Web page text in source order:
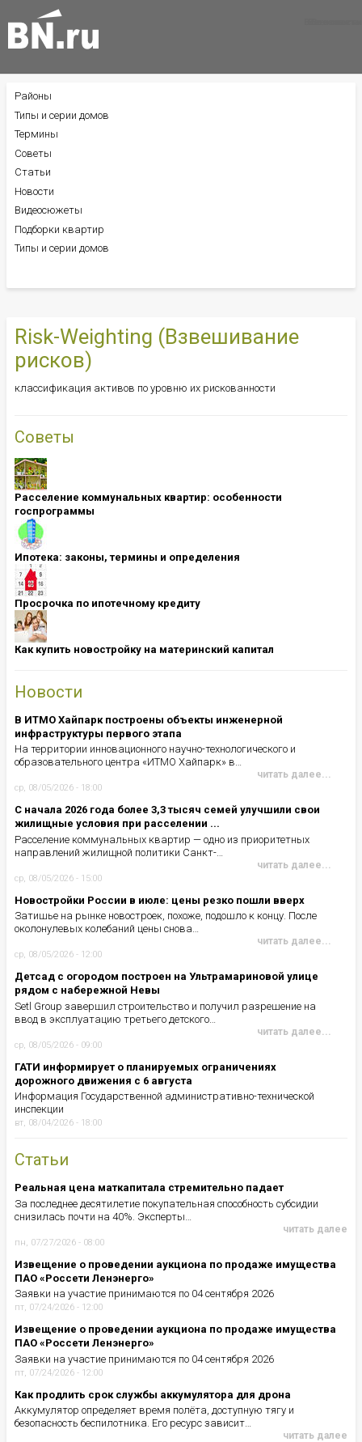
Risk-Weighting (Взвешивание
рисков)
классификация активов по уровню их рискованности
Советы
Расселение коммунальных квартир: особенности
госпрограммы
Ипотека: ​​​​​​​законы, термины и определения
Просрочка по ипотечному кредиту
Как купить новостройку на материнский капитал
Новости
В ИТМО Хайпарк построены объекты инженерной
инфраструктуры первого этапа
На территории инновационного научно-технологического и
образовательного центра «ИТМО Хайпарк» в…
читать далее...
ср, 08/05/2026 - 18:00
С начала 2026 года более 3,3 тысяч семей улучшили свои
жилищные условия при расселении ...
Расселение коммунальных квартир — одно из приоритетных
направлений жилищной политики Санкт-…
читать далее...
ср, 08/05/2026 - 15:00
Новостройки России в июле: цены резко пошли вверх
Затишье на рынке новостроек, похоже, подошло к концу. После
околонулевых колебаний цены снова…
читать далее...
ср, 08/05/2026 - 12:00
Детсад с огородом построен на Ультрамариновой улице
рядом с набережной Невы
Setl Group завершил строительство и получил разрешение на
ввод в эксплуатацию третьего детского…
читать далее...
ср, 08/05/2026 - 09:00
ГАТИ информирует о планируемых ограничениях
дорожного движения с 6 августа
Информация Государственной административно-технической
инспекции
вт, 08/04/2026 - 18:00
Статьи
Реальная цена маткапитала стремительно падает
За последнее десятилетие покупательная способность субсидии
снизилась почти на 40%. Эксперты…
читать далее
пн, 07/27/2026 - 08:00
Извещение о проведении аукциона по продаже имущества
ПАО «Россети Ленэнерго»
Заявки на участие принимаются по 04 сентября 2026
пт, 07/24/2026 - 12:00
Извещение о проведении аукциона по продаже имущества
ПАО «Россети Ленэнерго»
Заявки на участие принимаются по 04 сентября 2026
пт, 07/24/2026 - 12:00
Как продлить срок службы аккумулятора для дрона
Аккумулятор определяет время полёта, доступную тягу и
безопасность беспилотника. Его ресурс зависит…
читать далее
БОКОВОЕ
МЕНЮ
Районы
Типы и серии домов
Термины
Советы
Статьи
Новости
Видеосюжеты
Подборки квартир
Типы и серии домов